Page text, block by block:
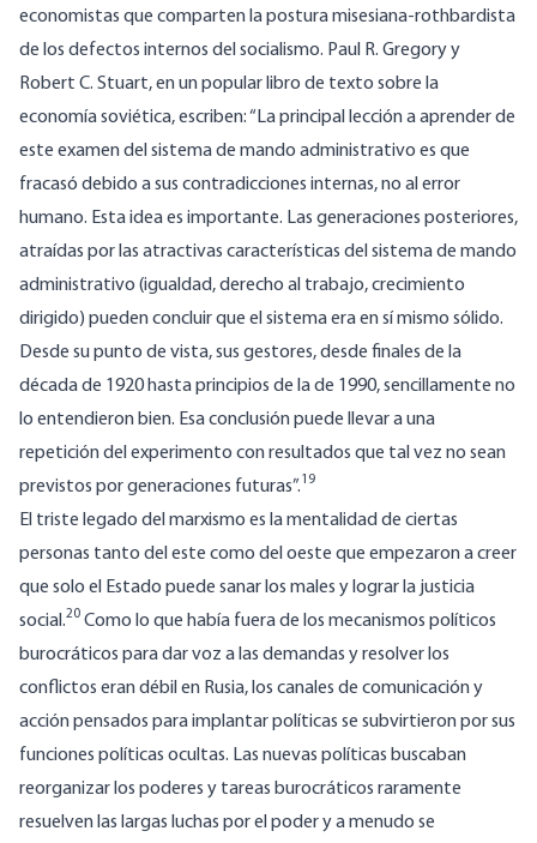
economistas que comparten la postura misesiana-rothbardista
de los defectos internos del socialismo. Paul R. Gregory y
Robert C. Stuart, en un popular libro de texto sobre la
economía soviética, escriben: “La principal lección a aprender de
este examen del sistema de mando administrativo es que
fracasó debido a sus contradicciones internas, no al error
humano. Esta idea es importante. Las generaciones posteriores,
atraídas por las atractivas características del sistema de mando
administrativo (igualdad, derecho al trabajo, crecimiento
dirigido) pueden concluir que el sistema era en sí mismo sólido.
Desde su punto de vista, sus gestores, desde finales de la
década de 1920 hasta principios de la de 1990, sencillamente no
lo entendieron bien. Esa conclusión puede llevar a una
repetición del experimento con resultados que tal vez no sean
previstos por generaciones futuras”.19
El triste legado del marxismo es la mentalidad de ciertas
personas tanto del este como del oeste que empezaron a creer
que solo el Estado puede sanar los males y lograr la justicia
social.20 Como lo que había fuera de los mecanismos políticos
burocráticos para dar voz a las demandas y resolver los
conflictos eran débil en Rusia, los canales de comunicación y
acción pensados para implantar políticas se subvirtieron por sus
funciones políticas ocultas. Las nuevas políticas buscaban
reorganizar los poderes y tareas burocráticos raramente
resuelven las largas luchas por el poder y a menudo se